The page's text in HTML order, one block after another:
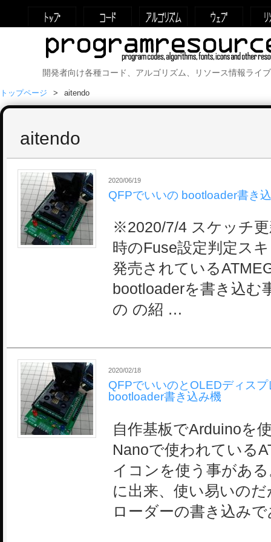
開発者向け各種コード、アルゴリズム、リソース情報ラ
トップページ aitendo
aitendo
2020/06/19
QFPでいいの bootloader書き
※2020/7/4 スケッチ
時のFuse設定判定ス
発売されている
bootloaderを書き込む
の の紹 …
2020/02/18
QFPでいいのとOLEDディス
bootloader書き込み機
自作基板でArduinoを
Nanoで使われている
イコンを使う事があ
に出来、使い易いの
ローダーの書き込み